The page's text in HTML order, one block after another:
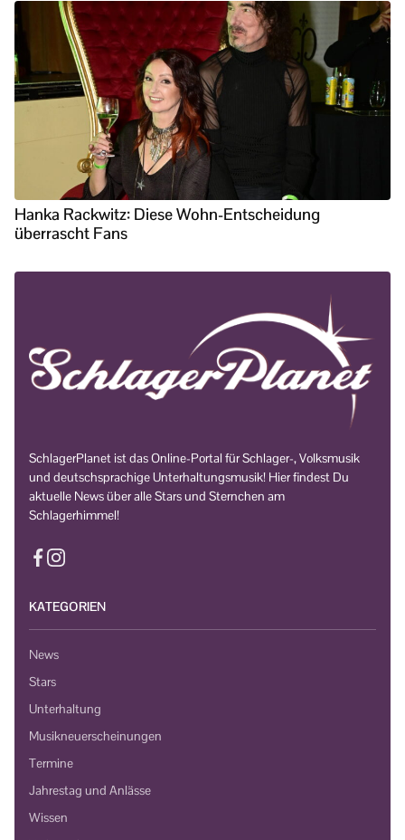
Hanka Rackwitz: Diese Wohn-Entscheidung
überrascht Fans
SchlagerPlanet ist das Online-Portal für Schlager-, Volksmusik
und deutschsprachige Unterhaltungsmusik! Hier findest Du
aktuelle News über alle Stars und Sternchen am
Schlagerhimmel!
KATEGORIEN
News
Stars
Unterhaltung
Musikneuerscheinungen
Termine
Jahrestag und Anlässe
Wissen